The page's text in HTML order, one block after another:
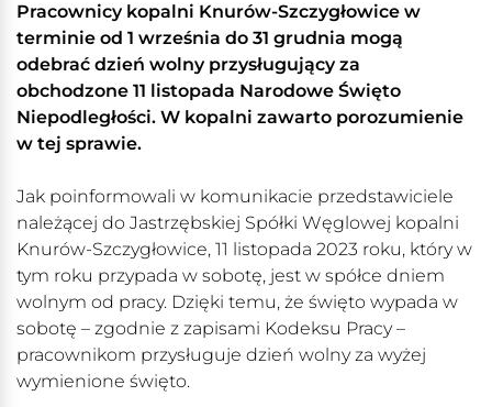
Pracownicy kopalni Knurów-Szczygłowice w
terminie od 1 września do 31 grudnia mogą
odebrać dzień wolny przysługujący za
obchodzone 11 listopada Narodowe Święto
Niepodległości. W kopalni zawarto porozumienie
w tej sprawie.
Jak poinformowali w komunikacie przedstawiciele
należącej do Jastrzębskiej Spółki Węglowej kopalni
Knurów-Szczygłowice, 11 listopada 2023 roku, który w
tym roku przypada w sobotę, jest w spółce dniem
wolnym od pracy. Dzięki temu, że święto wypada w
sobotę – zgodnie z zapisami Kodeksu Pracy –
pracownikom przysługuje dzień wolny za wyżej
wymienione święto.